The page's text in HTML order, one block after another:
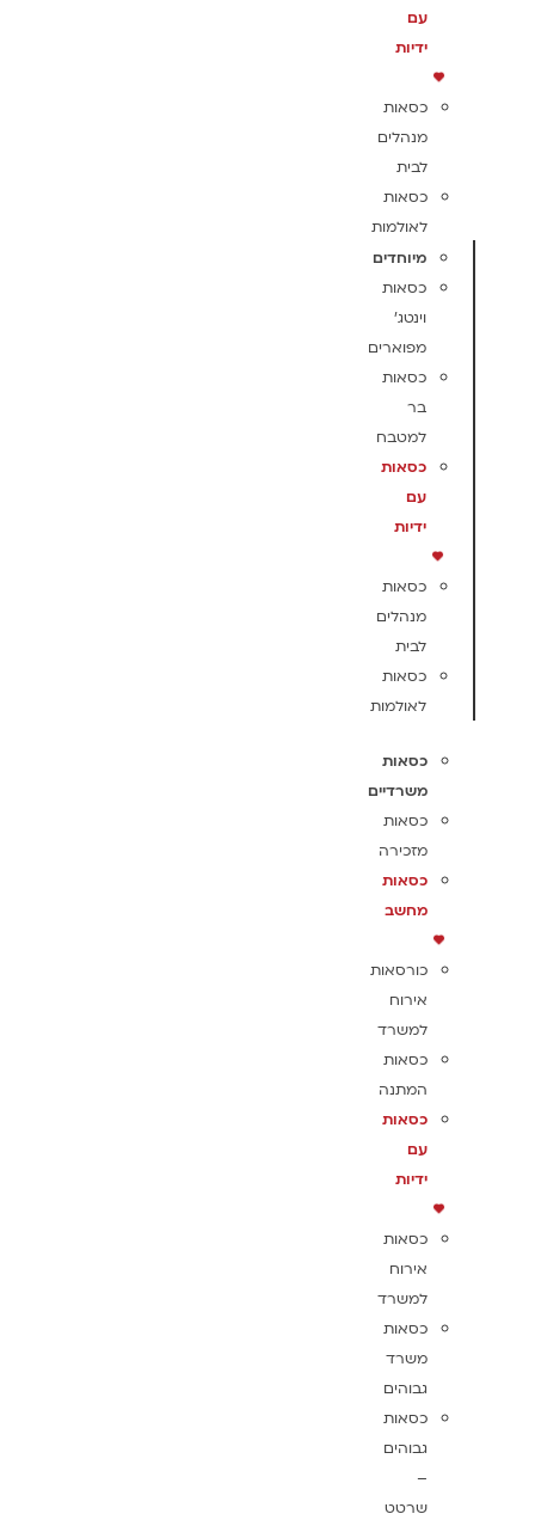
עם
ידיות
כסאות
מנהלים
לבית
כסאות
לאולמות
מיוחדים
כסאות
וינטג'
מפוארים
כסאות
בר
למטבח
כסאות
עם
ידיות
כסאות
מנהלים
לבית
כסאות
לאולמות
כסאות
משרדיים
כסאות
מזכירה
כסאות
מחשב
כורסאות
אירוח
למשרד
כסאות
המתנה
כסאות
עם
ידיות
כסאות
אירוח
למשרד
כסאות
משרד
גבוהים
כסאות
גבוהים
–
שרטט